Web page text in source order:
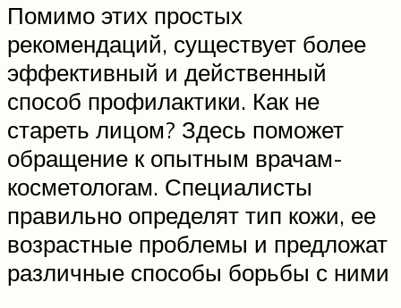
Помимо этих простых
рекомендаций, существует более
эффективный и действенный
способ профилактики. Как не
стареть лицом? Здесь поможет
обращение к опытным врачам-
косметологам. Специалисты
правильно определят тип кожи, ее
возрастные проблемы и предложат
различные способы борьбы с ними